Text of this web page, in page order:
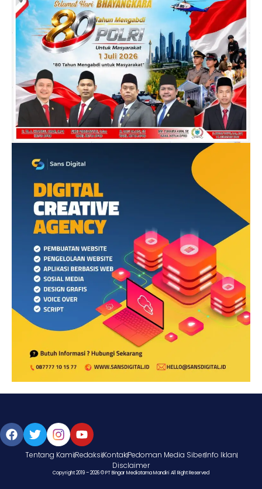
Tentang KamiRedaksiKontakPedoman Media SiberInfo Iklan
Disclaimer
Copyright 2019 – 2026 © PT Bingar Mediatama Mandiri All Right Reserved